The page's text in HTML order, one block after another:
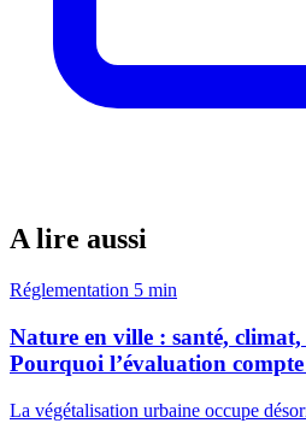
A lire aussi
Réglementation 5 min
Nature en ville : santé,
Pourquoi l’évaluation
La végétalisation urbaine occupe